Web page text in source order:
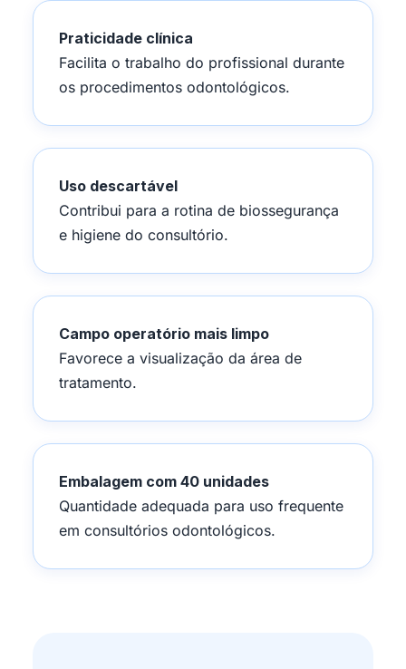
Praticidade clínica
Facilita o trabalho do profissional durante
os procedimentos odontológicos.
Uso descartável
Contribui para a rotina de biossegurança
e higiene do consultório.
Campo operatório mais limpo
Favorece a visualização da área de
tratamento.
Embalagem com 40 unidades
Quantidade adequada para uso frequente
em consultórios odontológicos.